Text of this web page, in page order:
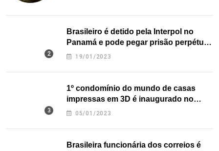
Brasileiro é detido pela Interpol no
Panamá e pode pegar prisão perpétua
nos EUA
19/01/2023
1º condomínio do mundo de casas
impressas em 3D é inaugurado no
Texas
05/01/2023
Brasileira funcionária dos correios é